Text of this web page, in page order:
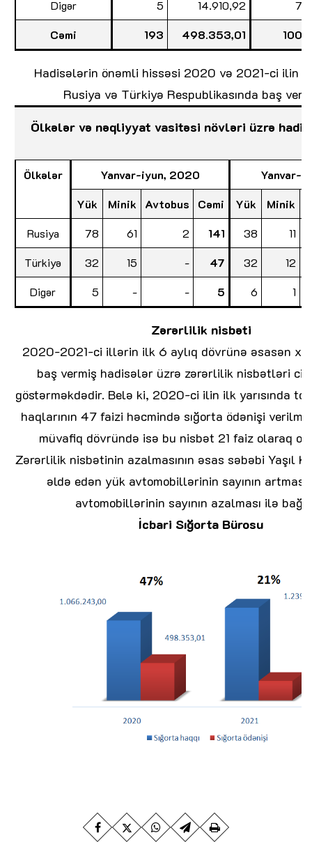
Digər 5 14.910,92
7
Cəmi
193 498.353,01 100
Hadisələrin önəmli hissəsi 2020 və 2021-ci ilin
Rusiya və Türkiyə Respublikasında baş
Ölkələr və nəqliyyat vasitəsi növləri üzrə
Ölkələr Yanvar-iyun, 2020
Yanvar-
Yük
Minik Avtobus Cəmi Yük Minik
Rusiya
78 61 2 141 38
11
Türkiyə
32 15 - 47 32
12
Digər
5 - - 5 6 1
Zərərlilik nisbəti
2020-2021-ci illərin ilk 6 aylıq dövrünə əsasən
baş vermiş hadisələr üzrə zərərlilik nisbətləri
göstərməkdədir. Belə ki, 2020-ci ilin ilk yarısında
haqlarının 47 faizi həcmində sığorta ödənişi
müvafiq dövründə isə bu nisbət 21 faiz olaraq
Zərərlilik nisbətinin azalmasının əsas səbəbi Yaşıl
əldə edən yük avtomobillərinin sayının artması
avtomobillərinin sayının azalması ilə
İcbari Sığorta Bürosu